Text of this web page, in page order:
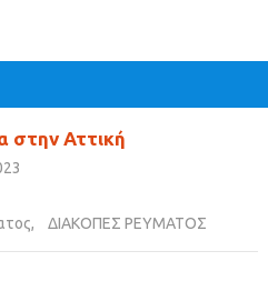
στην Αττική
, ΔΙΑΚΟΠΕΣ ΡΕΥΜΑΤΟΣ